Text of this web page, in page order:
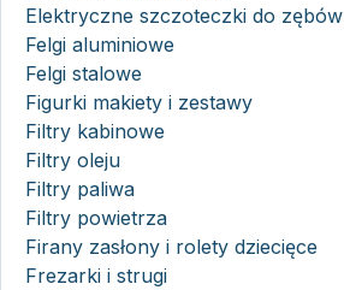
Elektryczne szczoteczki do zębów
Felgi aluminiowe
Felgi stalowe
Figurki makiety i zestawy
Filtry kabinowe
Filtry oleju
Filtry paliwa
Filtry powietrza
Firany zasłony i rolety dziecięce
Frezarki i strugi